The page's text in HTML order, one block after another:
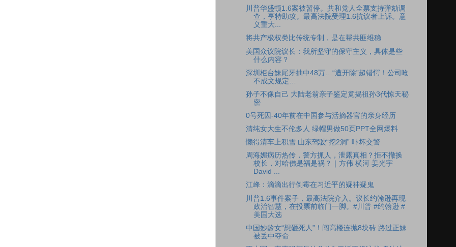
川普华盛顿1.6案被暂停。共和党人全票支持弹劾调
查，亨特助攻。最高法院受理1.6抗议者上诉。意
义重大...
将共产极权类比传统专制，是在帮共匪维稳
美国众议院议长：我所坚守的保守主义，具体是些
什么内容？
深圳柜台妹尾牙抽中48万…“遭开除”超错愕！公司呛
不成文规定…
孙子不像自己 大陆老翁亲子鉴定竟揭祖孙3代惊天秘
密
0号死囚-40年前在中国参与活摘器官的亲身经历
清纯女大生不伦多人 绿帽男做50页PPT全网爆料
懒得清车上积雪 山东驾驶“挖2洞” 吓坏交警
周海媚病历热传，警方抓人，泄露真相？拒不撤换
校长，对哈佛是福是祸？｜方伟 横河 姜光宇
David ...
江峰：滴滴出行倒霉在习近平的疑神疑鬼
川普1.6事件案子，最高法院介入。议长约翰逊再现
政治智慧，在投票前临门一脚。#川普 #约翰逊 #
美国大选
中国妙龄女“想砸死人”！闯高楼连抛8块砖 路过正妹
被丢中夺命